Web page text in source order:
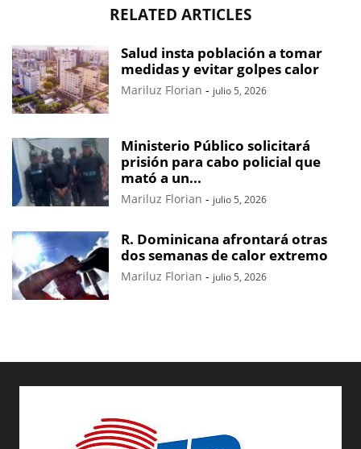
RELATED ARTICLES
Salud insta población a tomar
medidas y evitar golpes calor
Mariluz Florian - julio 5, 2026
Ministerio Público solicitará
prisión para cabo policial que
mató a un...
Mariluz Florian - julio 5, 2026
R. Dominicana afrontará otras
dos semanas de calor extremo
Mariluz Florian - julio 5, 2026